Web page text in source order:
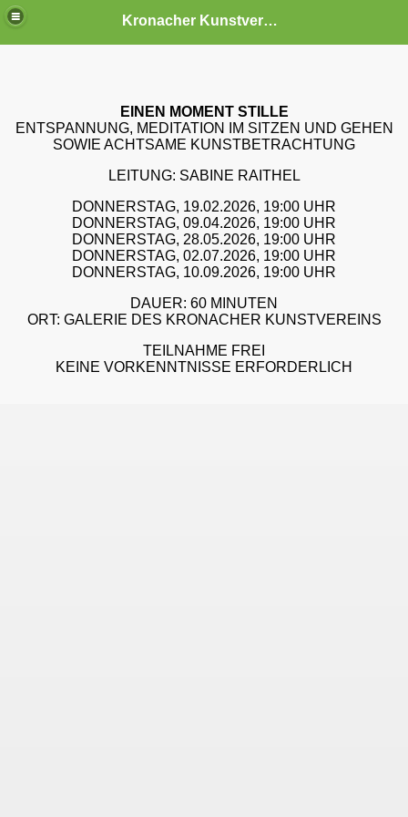
Kronacher Kunstverein e.V.
EINEN MOMENT STILLE
ENTSPANNUNG, MEDITATION IM SITZEN UND GEHEN
SOWIE ACHTSAME KUNSTBETRACHTUNG
LEITUNG: SABINE RAITHEL
DONNERSTAG, 19.02.2026, 19:00 UHR
DONNERSTAG, 09.04.2026, 19:00 UHR
DONNERSTAG, 28.05.2026, 19:00 UHR
DONNERSTAG, 02.07.2026, 19:00 UHR
DONNERSTAG, 10.09.2026, 19:00 UHR
DAUER: 60 MINUTEN
ORT: GALERIE DES KRONACHER KUNSTVEREINS
TEILNAHME FREI
KEINE VORKENNTNISSE ERFORDERLICH
im Kronacher Kunstverein